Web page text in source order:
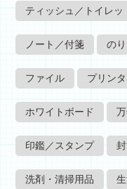
ティッシュ／トイレッ
ノート／付箋 のり
ファイル プリン
ホワイトボード
印鑑／スタンプ
洗剤・清掃用品